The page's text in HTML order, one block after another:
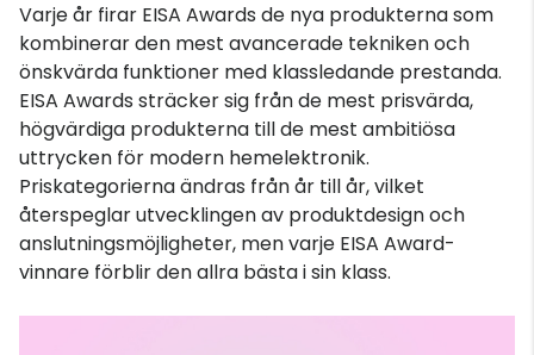
Varje år firar EISA Awards de nya produkterna som
kombinerar den mest avancerade tekniken och
önskvärda funktioner med klassledande prestanda.
EISA Awards sträcker sig från de mest prisvärda,
högvärdiga produkterna till de mest ambitiösa
uttrycken för modern hemelektronik.
Priskategorierna ändras från år till år, vilket
återspeglar utvecklingen av produktdesign och
anslutningsmöjligheter, men varje EISA Award-
vinnare förblir den allra bästa i sin klass.